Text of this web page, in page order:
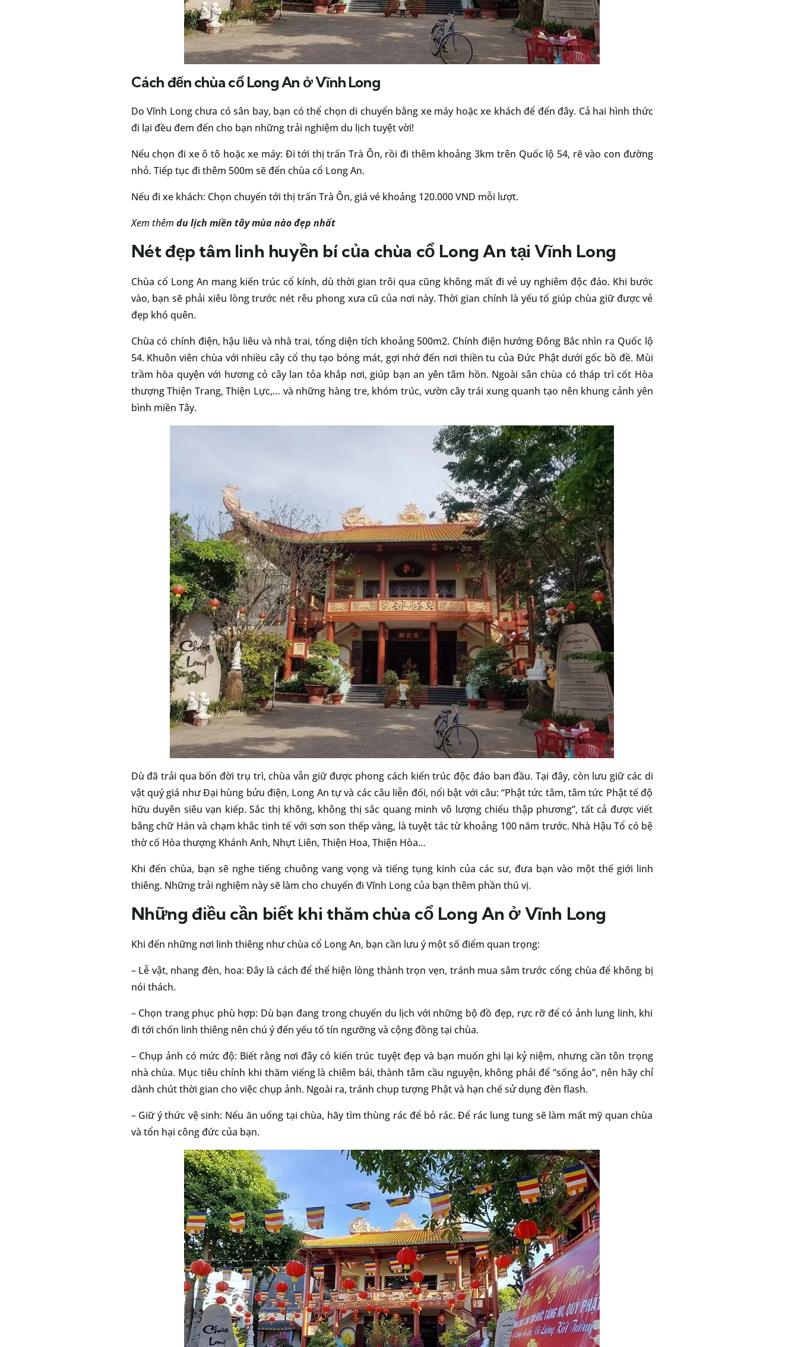
Cách đến chùa cổ Long An ở Vĩnh Long
Do Vĩnh Long chưa có sân bay, bạn có thể chọn di chuyển bằng xe máy hoặc xe khách để đến đây. Cả hai hình thức
đi lại đều đem đến cho bạn những trải nghiệm du lịch tuyệt vời!
Nếu chọn đi xe ô tô hoặc xe máy: Đi tới thị trấn Trà Ôn, rồi đi thêm khoảng 3km trên Quốc lộ 54, rẽ vào con đường
nhỏ. Tiếp tục đi thêm 500m sẽ đến chùa cổ Long An.
Nếu đi xe khách: Chọn chuyến tới thị trấn Trà Ôn, giá vé khoảng 120.000 VND mỗi lượt.
Xem thêmdu lịch miền tây mùa nào đẹp nhất
Nét đẹp tâm linh huyền bí của chùa cổ Long An tại Vĩnh Long
Chùa cổ Long An mang kiến trúc cổ kính, dù thời gian trôi qua cũng không mất đi vẻ uy nghiêm độc đáo. Khi bước
vào, bạn sẽ phải xiêu lòng trước nét rêu phong xưa cũ của nơi này. Thời gian chính là yếu tố giúp chùa giữ được vẻ
đẹp khó quên.
Chùa có chính điện, hậu liêu và nhà trai, tổng diện tích khoảng 500m2. Chính điện hướng Đông Bắc nhìn ra Quốc lộ
54. Khuôn viên chùa với nhiều cây cổ thụ tạo bóng mát, gợi nhớ đến nơi thiền tu của Đức Phật dưới gốc bồ đề. Mùi
trầm hòa quyện với hương cỏ cây lan tỏa khắp nơi, giúp bạn an yên tâm hồn. Ngoài sân chùa có tháp trì cốt Hòa
thượng Thiện Trang, Thiện Lực,… và những hàng tre, khóm trúc, vườn cây trái xung quanh tạo nên khung cảnh yên
bình miền Tây.
Dù đã trải qua bốn đời trụ trì, chùa vẫn giữ được phong cách kiến trúc độc đáo ban đầu. Tại đây, còn lưu giữ các di
vật quý giá như Đại hùng bửu điện, Long An tự và các câu liễn đối, nổi bật với câu: “Phật tức tâm, tâm tức Phật tế độ
hữu duyên siêu vạn kiếp. Sắc thị không, không thị sắc quang minh vô lượng chiếu thập phương”, tất cả được viết
bằng chữ Hán và chạm khắc tinh tế với sơn son thếp vàng, là tuyệt tác từ khoảng 100 năm trước. Nhà Hậu Tổ có bệ
thờ cố Hòa thượng Khánh Anh, Nhựt Liên, Thiện Hoa, Thiện Hòa…
Khi đến chùa, bạn sẽ nghe tiếng chuông vang vọng và tiếng tụng kinh của các sư, đưa bạn vào một thế giới linh
thiêng. Những trải nghiệm này sẽ làm cho chuyến đi Vĩnh Long của bạn thêm phần thú vị.
Những điều cần biết khi thăm chùa cổ Long An ở Vĩnh Long
Khi đến những nơi linh thiêng như chùa cổ Long An, bạn cần lưu ý một số điểm quan trọng:
– Lễ vật, nhang đèn, hoa: Đây là cách để thể hiện lòng thành trọn vẹn, tránh mua sắm trước cổng chùa để không bị
nói thách.
– Chọn trang phục phù hợp: Dù bạn đang trong chuyến du lịch với những bộ đồ đẹp, rực rỡ để có ảnh lung linh, khi
đi tới chốn linh thiêng nên chú ý đến yếu tố tín ngưỡng và cộng đồng tại chùa.
– Chụp ảnh có mức độ: Biết rằng nơi đây có kiến trúc tuyệt đẹp và bạn muốn ghi lại kỷ niệm, nhưng cần tôn trọng
nhà chùa. Mục tiêu chính khi thăm viếng là chiêm bái, thành tâm cầu nguyện, không phải để “sống ảo”, nên hãy chỉ
dành chút thời gian cho việc chụp ảnh. Ngoài ra, tránh chụp tượng Phật và hạn chế sử dụng đèn flash.
– Giữ ý thức vệ sinh: Nếu ăn uống tại chùa, hãy tìm thùng rác để bỏ rác. Để rác lung tung sẽ làm mất mỹ quan chùa
và tổn hại công đức của bạn.